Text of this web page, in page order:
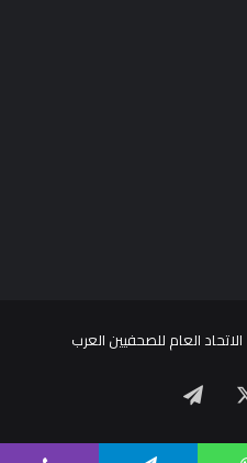
الاتحاد العام للصحفيين العرب
تيلقرام